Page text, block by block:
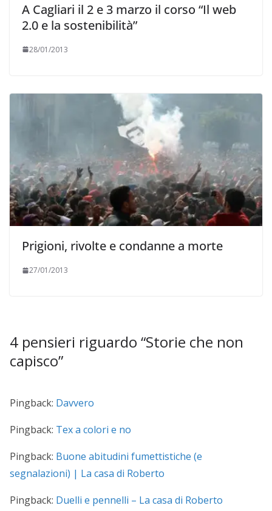
A Cagliari il 2 e 3 marzo il corso “Il web
2.0 e la sostenibilità”
28/01/2013
Prigioni, rivolte e condanne a morte
27/01/2013
4 pensieri riguardo “Storie che non
capisco”
Pingback: Davvero
Pingback: Tex a colori e no
Pingback: Buone abitudini fumettistiche (e
segnalazioni) | La casa di Roberto
Pingback: Duelli e pennelli – La casa di Roberto